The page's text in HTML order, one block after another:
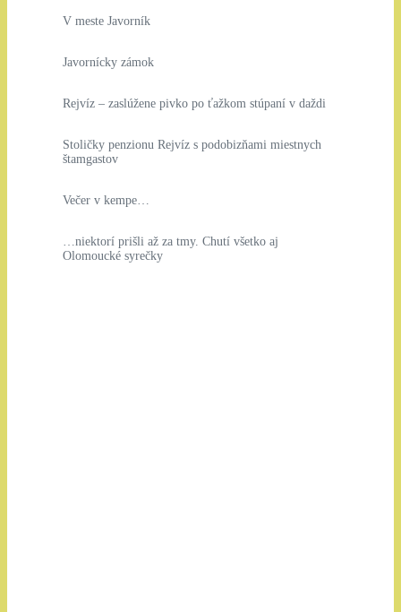
V meste Javorník
Javornícky zámok
Rejvíz – zaslúžene pivko po ťažkom stúpaní v daždi
Stoličky penzionu Rejvíz s podobizňami miestnych
štamgastov
Večer v kempe…
…niektorí prišli až za tmy. Chutí všetko aj
Olomoucké syrečky